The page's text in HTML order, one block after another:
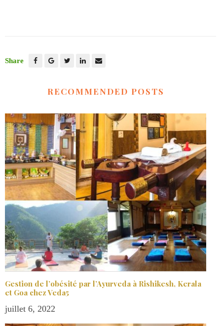
Share
RECOMMENDED POSTS
Gestion de l’obésité par l’Ayurveda à Rishikesh, Kerala
et Goa chez Veda5
juillet 6, 2022